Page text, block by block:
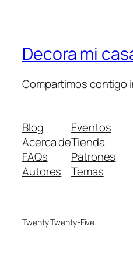
Decora mi
Compartimos contigo
Blog
Acerca de
FAQs
Autores
Eventos
Tienda
Patrones
Temas
Twenty Twenty-Five